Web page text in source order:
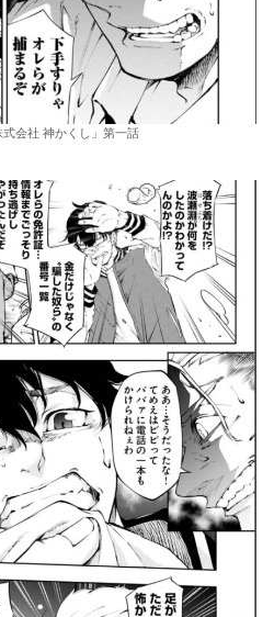
式会社 神かくし」第一話